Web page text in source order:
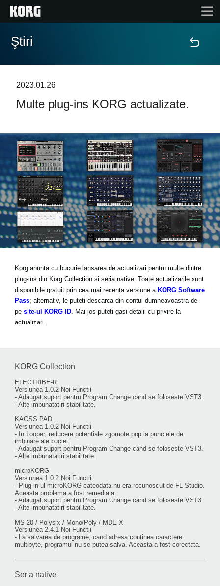
În Prim Plan
Eveniment
Asistență
Găsește un Magazin
Ştiri
Locaţie
Social Media
Despre Korg
Ştiri
2023.01.26
Multe plug-ins KORG actualizate.
Korg anunta cu bucurie lansarea de actualizari pentru multe dintre
plug-ins din Korg Collection si seria native. Toate actualizarile sunt
disponibile gratuit prin cea mai recenta versiune a KORG Software
Pass; alternativ, le puteti descarca din contul dumneavoastra de
pe site-ul KORG ID. Mai jos puteti gasi detalii cu privire la
actualizari.
KORG Collection
ELECTRIBE-R
Versiunea 1.0.2 Noi Functii
- Adaugat suport pentru Program Change cand se foloseste VST3.
- Alte imbunatatiri stabilitate.
KAOSS PAD
Versiunea 1.0.2 Noi Functii
- In Looper, reducere potentiale zgomote pop la punctele de
imbinare ale buclei.
- Adaugat suport pentru Program Change cand se foloseste VST3.
- Alte imbunatatiri stabilitate.
microKORG
Versiunea 1.0.2 Noi Functii
- Plug-in-ul microKORG cateodata nu era recunoscut de FL Studio.
Aceasta problema a fost remediata.
- Adaugat suport pentru Program Change cand se foloseste VST3.
- Alte imbunatatiri stabilitate.
MS-20 / Polysix / Mono/Poly / MDE-X
Versiunea 2.4.1 Noi Functii
- La salvarea de programe, cand adresa continea caractere
multibyte, programul nu se putea salva. Aceasta a fost corectata.
Seria native